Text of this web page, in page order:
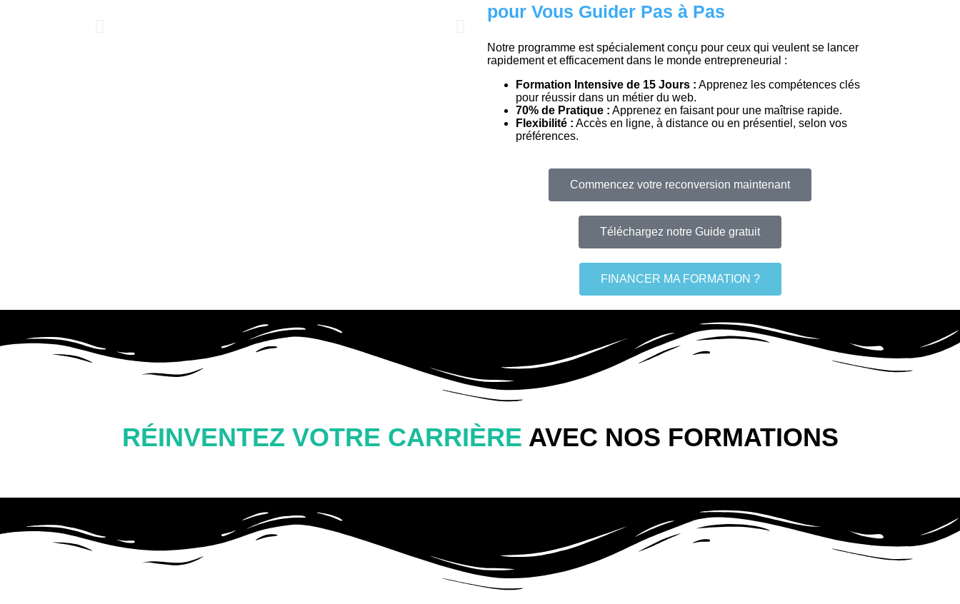
pour Vous Guider Pas à Pas
Notre programme est spécialement conçu pour ceux qui veulent se lancer
rapidement et efficacement dans le monde entrepreneurial :
Formation Intensive de 15 Jours : Apprenez les compétences clés
pour réussir dans un métier du web.
70% de Pratique : Apprenez en faisant pour une maîtrise rapide.
Flexibilité : Accès en ligne, à distance ou en présentiel, selon vos
préférences.
Commencez votre reconversion maintenant
Téléchargez notre Guide gratuit
FINANCER MA FORMATION ?
RÉINVENTEZ VOTRE CARRIÈRE AVEC NOS FORMATIONS